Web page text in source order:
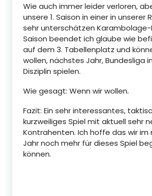
Wie auch immer leider verloren,
unsere 1. Saison in einer in unserer
sehr unterschätzen Karambolage-
Saison beendet ich glaube wie
auf dem 3. Tabellenplatz und
wollen, nächstes Jahr, Bundesliga
Disziplin spielen.
Wie gesagt: Wenn wir wollen.
Fazit: Ein sehr interessantes,
kurzweiliges Spiel mit aktuell sehr
Kontrahenten. Ich hoffe das wir im
Jahr noch mehr für dieses Spiel
können.